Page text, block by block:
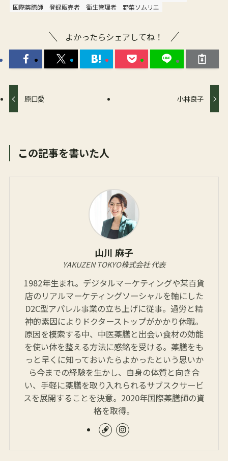
国際薬膳師
登録販売者 衛生管理者 野菜ソムリエ
よかったらシェアしてね！
原口愛 小林良子
この記事を書いた人
山川 麻子
YAKUZEN TOKYO株式会社 代表
1982年生まれ。デジタルマーケティングや某百貨
店のリアルマーケティングソーシャルを軸にした
D2C型アパレル事業の立ち上げに従事。過労と精
神的素因によりドクターストップがかかり休職。
原因を模索する中、中医薬膳と出会い食材の効能
を使い体を整える方法に感銘を受ける。薬膳をも
っと早くに知っておいたらよかったという思いか
ら今までの経験を生かし、自身の体質と向き合
い、手軽に薬膳を取り入れられるサブスクサービ
スを展開することを決意。2020年国際薬膳師の資
格を取得。